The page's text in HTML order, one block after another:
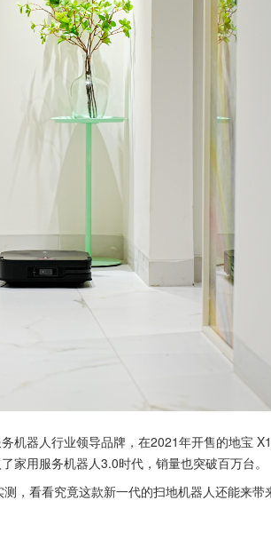
机器人行业领导品牌，在2021年开售的地宝
家用服务机器人3.0时代，销量也突破百万台。
，看看究竟这款新一代的扫地机器人还能来带